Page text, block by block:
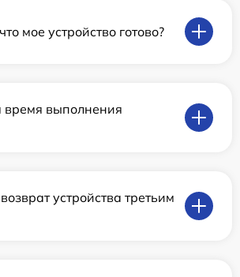
мое устройство готово?
время выполнения
устройства третьим